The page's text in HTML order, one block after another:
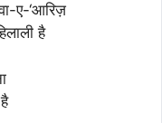
ए-‘आरिज़
है